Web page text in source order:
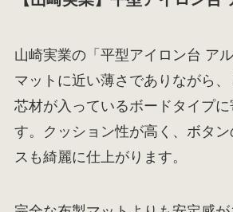
山崎実業の「平型アイロン台 ア
マットに近い薄さでありながら
芯材が入っているボードタイプ
す。クッション性が高く、ボタ
スも綺麗に仕上がります。